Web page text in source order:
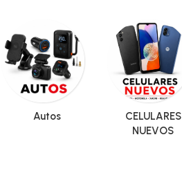
Autos
CELULARES
NUEVOS